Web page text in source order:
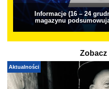
Informacje (16 – 24
magazynu
Zobacz
Aktualności